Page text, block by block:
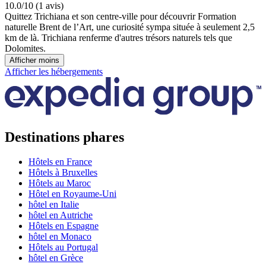
10.0/10 (1 avis)
Quittez Trichiana et son centre-ville pour découvrir Formation
naturelle Brent de l’Art, une curiosité sympa située à seulement 2,5
km de là. Trichiana renferme d'autres trésors naturels tels que
Dolomites.
Afficher moins
Afficher les hébergements
Destinations phares
Hôtels en France
Hôtels à Bruxelles
Hôtels au Maroc
Hôtel en Royaume-Uni
hôtel en Italie
hôtel en Autriche
Hôtels en Espagne
hôtel en Monaco
Hôtels au Portugal
hôtel en Grèce